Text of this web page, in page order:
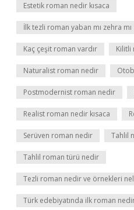
Estetik roman nedir kısaca
İlk tezli roman yaban mı zehra mı
Kaç çeşit roman vardır Kilitli
Naturalist roman nedir
Postmodernist roman nedir
Realist roman nedir kısaca
Serüven roman nedir Tahlil
Tahlil roman türü nedir
Tezli roman nedir ve örnekleri
Türk edebiyatında ilk roman